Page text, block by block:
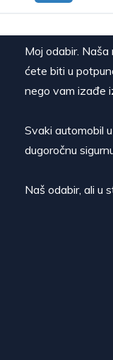
Moj odabir.
ćete biti u
nego vam izađe
Svaki automobil
dugoročnu
Naš odabir, ali u